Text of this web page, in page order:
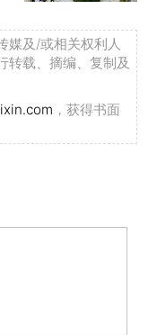
媒及/或相关权利人
转载、摘编、复制及
，获得书面